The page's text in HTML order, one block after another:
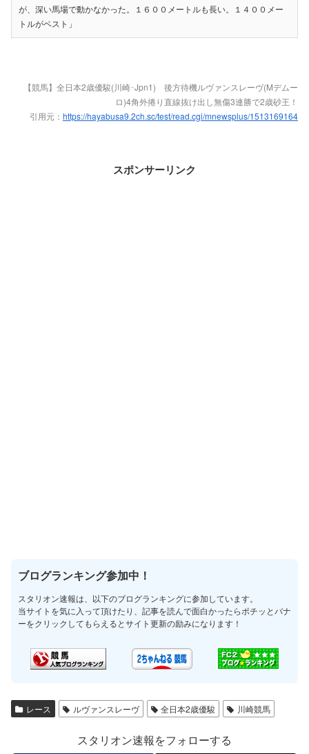
が、深い馬場で動かなかった。１６００メートルも長い。１４００メー
トルがベスト」
【競馬】全日本2歳優駿(川崎･Jpn1) 後方待機ルヴァンスレーヴ(Mデムー
ロ)4角外捲り直線抜け出し無傷3連勝で2歳砂王！
引用元： https://hayabusa9.2ch.sc/test/read.cgi/mnewsplus/1513169164
スポンサーリンク
ブログランキング参加中！
スタリオン速報は、以下のブログランキングに参加しています。
当サイトを気に入って頂けたり、記事を読んで面白かったらポチッとバナ
ーをクリックしてもらえるとサイト更新の励みになります！
レース ルヴァンスレーヴ 全日本2歳優駿 川崎競馬
スタリオン速報をフォローする